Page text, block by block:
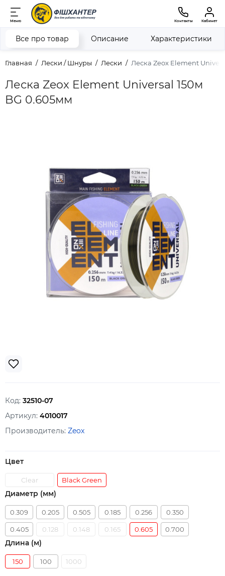
Меню Контакты Кабинет
Главная Лески / Шнуры Лески Леска Zeox Element
Леска Zeox Element Universal 150м
BG 0.605мм
Все про товар Описание Характеристики
Код: 32510-07
Артикул: 4010017
Производитель: Zeox
Цвет
Clear Black Green
Диаметр (мм)
0.309 0.205 0.505 0.185 0.256 0.350
0.405 0.128 0.148 0.165 0.605 0.700
Длина (м)
150 100 1000